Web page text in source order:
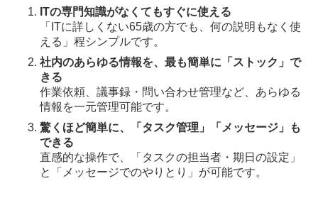
ITの専門知識がなくてもすぐに使える
「ITに詳しくない65歳の方でも、何の説明もなく使
える」程シンプルです。
社内のあらゆる情報を、最も簡単に「ストック」で
きる
作業依頼、議事録・問い合わせ管理など、あらゆる
情報を一元管理可能です。
驚くほど簡単に、「タスク管理」「メッセージ」も
できる
直感的な操作で、「タスクの担当者・期日の設定」
と「メッセージでのやりとり」が可能です。